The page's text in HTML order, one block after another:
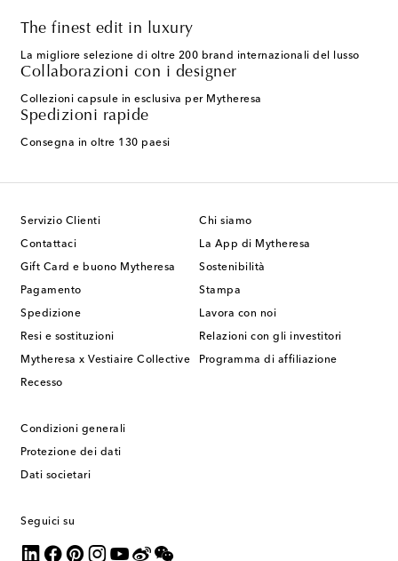
The finest edit in luxury
La migliore selezione di oltre 200 brand internazionali del lusso
Collaborazioni con i designer
Collezioni capsule in esclusiva per Mytheresa
Spedizioni rapide
Consegna in oltre 130 paesi
Servizio Clienti
Contattaci
Gift Card e buono Mytheresa
Pagamento
Spedizione
Resi e sostituzioni
Mytheresa x Vestiaire Collective
Recesso
Chi siamo
La App di Mytheresa
Sostenibilità
Stampa
Lavora con noi
Relazioni con gli investitori
Programma di affiliazione
Condizioni generali
Protezione dei dati
Dati societari
Seguici su